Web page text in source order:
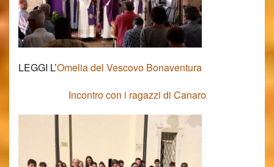
LEGGI L’Omelia del Vescovo Bonaventura
Incontro con i ragazzi di Canaro